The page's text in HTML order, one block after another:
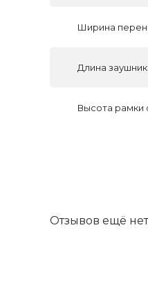
Ширина
Длина
Высота рамки
Отзывов ещё